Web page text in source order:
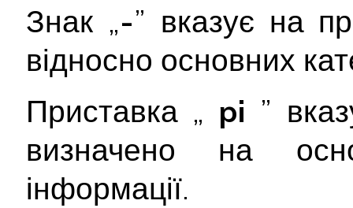
Знак „-” вказує на
відносно основних
Приставка „ pi ”
визначено на
інформації.